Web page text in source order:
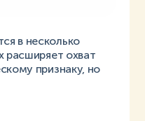
в несколько
расширяет охват
признаку, но